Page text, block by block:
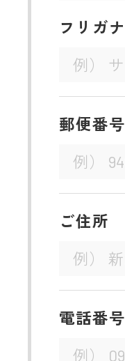
フリガナ
郵便番号
ご住所
電話番号